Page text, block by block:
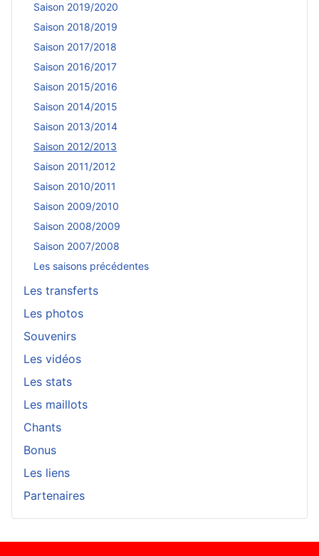
Saison 2019/2020
Saison 2018/2019
Saison 2017/2018
Saison 2016/2017
Saison 2015/2016
Saison 2014/2015
Saison 2013/2014
Saison 2012/2013
Saison 2011/2012
Saison 2010/2011
Saison 2009/2010
Saison 2008/2009
Saison 2007/2008
Les saisons précédentes
Les transferts
Les photos
Souvenirs
Les vidéos
Les stats
Les maillots
Chants
Bonus
Les liens
Partenaires